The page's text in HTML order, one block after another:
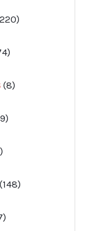
220
produkter
produkter
8
produkter
9
produkter
produkter
148
produkter
produkter